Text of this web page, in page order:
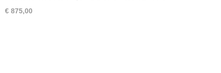
€ 875,00